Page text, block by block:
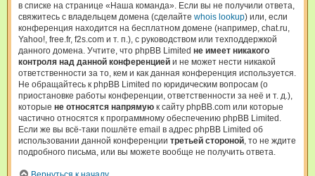
в списке на странице «Наша команда». Если вы не получили ответа,
свяжитесь с владельцем домена (сделайте whois lookup) или, если
конференция находится на бесплатном домене (например, chat.ru,
Yahoo!, free.fr, f2s.com и т. п.), с руководством или техподдержкой
данного домена. Учтите, что phpBB Limited не имеет никакого
контроля над данной конференцией и не может нести никакой
ответственности за то, кем и как данная конференция используется.
Не обращайтесь к phpBB Limited по юридическим вопросам (о
приостановке работы конференции, ответственности за неё и т. д.),
которые не относятся напрямую к сайту phpBB.com или которые
частично относятся к программному обеспечению phpBB Limited.
Если же вы всё-таки пошлёте email в адрес phpBB Limited об
использовании данной конференции третьей стороной, то не ждите
подробного письма, или вы можете вообще не получить ответа.